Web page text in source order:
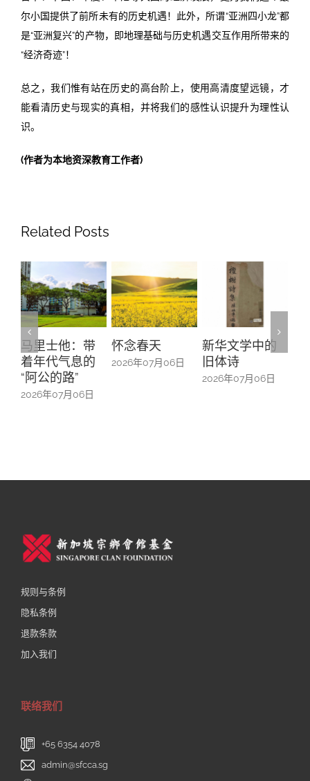
尔小国提供了前所未有的历史机遇！此外，所谓“亚洲四小龙”都
是“亚洲复兴”的产物，即地理基础与历史机遇交互作用所带来的
“经济奇迹”！
总之，我们惟有站在历史的高台阶上，使用高清度望远镜，才
能看清历史与现实的真相，并将我们的感性认识提升为理性认
识。
(作者为本地资深教育工作者)
Related Posts
马里士他：带
着年代气息的
“阿公的路”
2026年07月06日
怀念春天
2026年07月06日
新华文学中的
旧体诗
2026年07月06日
规则与条例
隐私条例
退款条款
加入我们
联络我们
+65 6354 4078
admin@sfcca.sg